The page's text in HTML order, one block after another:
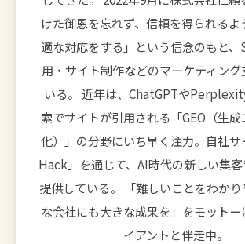
けた御恩を忘れず、信頼を得られる
適な対応をする」という信念のもと、
用・サイト制作などのマーケティング
いる。 近年は、ChatGPTや
索でサイトが引用される「GEO（生
化）」の分野にいち早く注力。自社サ
Hack」を通じて、AI時代の新しい集
提供している。 「難しいことをわか
な会社にも大きな成果を」をモットー
イアントと伴走中。